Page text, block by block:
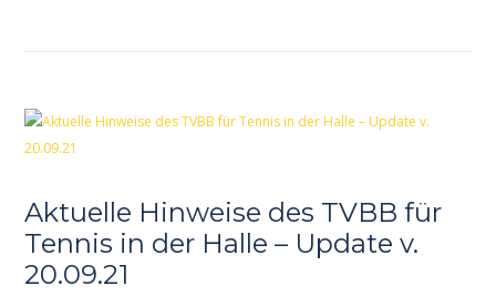
Aktuelle Hinweise des TVBB für
Tennis in der Halle – Update v.
20.09.21